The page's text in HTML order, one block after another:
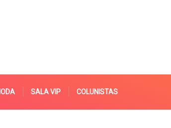
SALA VIP COLUNISTAS